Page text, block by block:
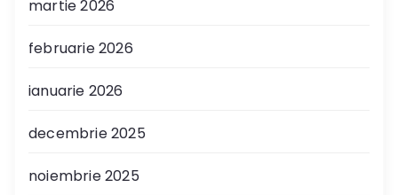
martie 2026
februarie 2026
ianuarie 2026
decembrie 2025
noiembrie 2025